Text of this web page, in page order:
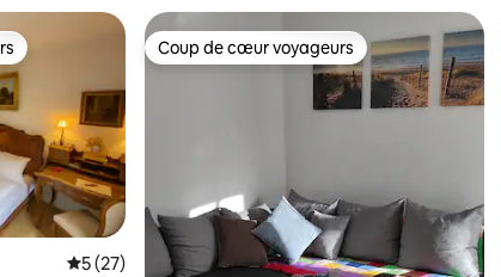
: 4,78 sur 5
les plus appréciés
Évaluation moyenne sur la base de 27 commentaires
5 (27)
Coup de cœur voyageurs
Coup de cœur voyageurs